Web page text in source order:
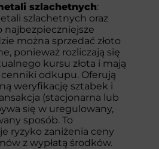
szlachetnych:
szlachetnych oraz
najbezpieczniejsze
można sprzedać złoto
ponieważ rozliczają się
kursu złota i mają
odkupu. Oferują
weryfikację sztabek i
(stacjonarna lub
się w uregulowany,
sposób. To
ryzyko zaniżenia ceny
z wypłatą środków.